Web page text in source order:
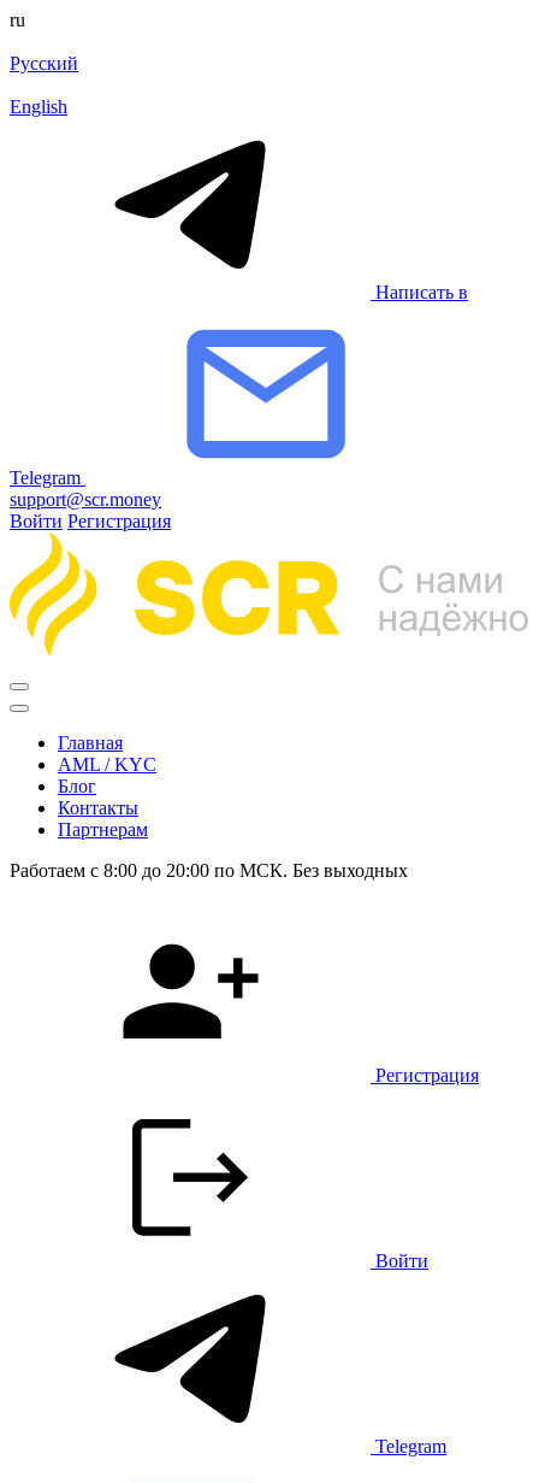
ru
Русский
English
Написать в
Telegram
support@scr.money
Войти Регистрация
Главная
AML / KYC
Блог
Контакты
Партнерам
Работаем с 8:00 до 20:00 по МСК. Без выходных
Регистрация
Войти
Telegram